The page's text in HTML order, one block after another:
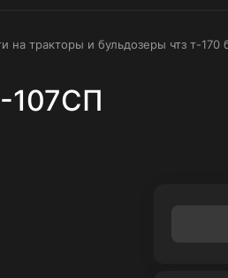
на тракторы и бульдозеры чтз т-170
107СП